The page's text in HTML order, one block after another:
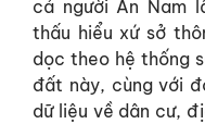
cả người An Nam
thấu hiểu xứ sở
dọc theo hệ thống
đất này, cùng với
dữ liệu về dân cư,